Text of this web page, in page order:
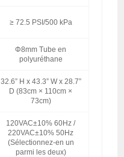
≥ 72.5 PSI/500 kPa
Φ8mm Tube en
polyuréthane
32.6” H x 43.3” W x 28.7”
D (83cm × 110cm ×
73cm)
120VAC±10% 60Hz /
220VAC±10% 50Hz
(Sélectionnez-en un
parmi les deux)